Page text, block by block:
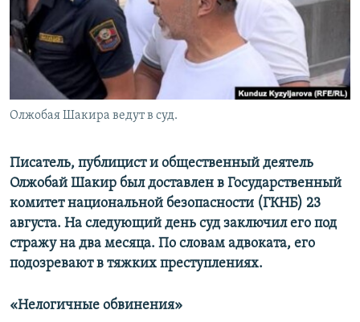
Олжобая Шакира ведут в суд.
Писатель, публицист и общественный деятель
Олжобай Шакир был доставлен в Государственный
комитет национальной безопасности (ГКНБ) 23
августа. На следующий день суд заключил его под
стражу на два месяца. По словам адвоката, его
подозревают в тяжких преступлениях.
«Нелогичные обвинения»